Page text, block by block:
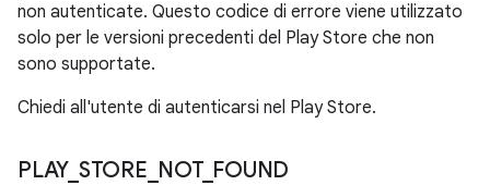
non autenticate. Questo codice di errore viene utilizzato
solo per le versioni precedenti del Play Store che non
sono supportate.
Chiedi all'utente di autenticarsi nel Play Store.
PLAY_ STORE NOT_ FOUND